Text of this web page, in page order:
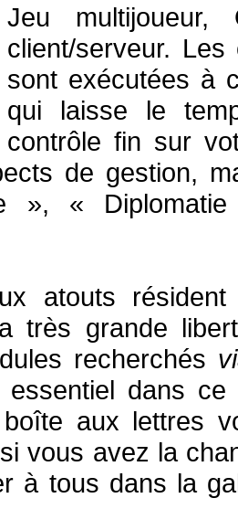
Jeu
client/serveur. Les
sont exécutées à
qui laisse le
contrôle fin sur
de gestion,
», «
atouts
très grande
recherchés
essentiel dans
aux lettres
vous avez la
à tous dans la